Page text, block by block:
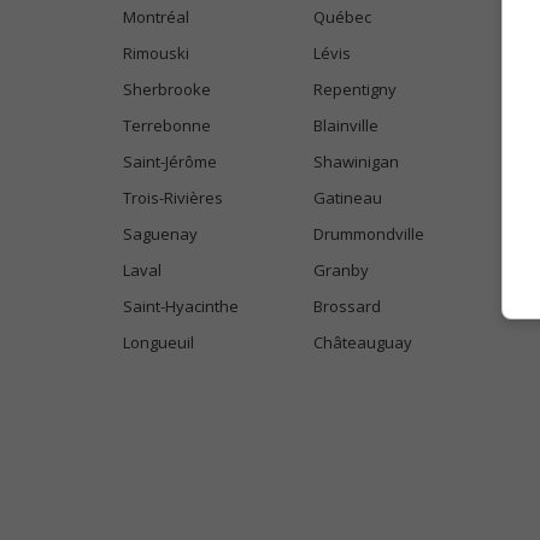
Montréal
Québec
Rimouski
Lévis
Sherbrooke
Repentigny
Terrebonne
Blainville
Saint-Jérôme
Shawinigan
Trois-Rivières
Gatineau
Saguenay
Drummondville
Laval
Granby
Saint-Hyacinthe
Brossard
Longueuil
Châteauguay